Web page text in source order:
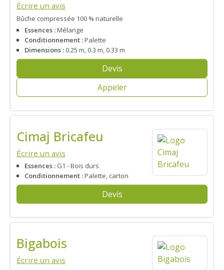
Écrire un avis
Bûche compressée 100 % naturelle
Essences :Mélange
Conditionnement :Palette
Dimensions : 0.25 m, 0.3 m, 0.33 m
Devis
Appeler
Cimaj Bricafeu
Écrire un avis
Essences : G1 - Bois durs
Conditionnement :Palette, carton
Devis
Bigabois
Écrire un avis